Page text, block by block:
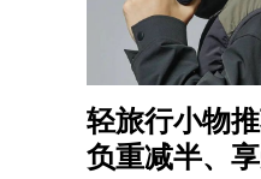
轻旅行小物
负重减半、